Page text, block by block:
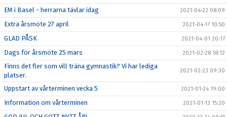
EM i Basel - herrarna tävlar idag 2021-04-22 08:09
Extra årsmöte 27 april 2021-04-17 10:50
GLAD PÅSK 2021-04-01 20:17
Dags för årsmöte 25 mars 2021-02-28 18:12
Finns det fler som vill träna gymnastik? Vi har lediga
platser.
2021-02-23 09:30
Uppstart av vårterminen vecka 5 2021-01-24 19:00
Information om vårterminen 2021-01-13 15:20